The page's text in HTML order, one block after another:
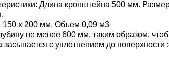
Длина кронштейна 500 мм.
150 х 200 мм. Объем 0,09 м3
не менее 600 мм, таким образом,
засыпается с уплотнением до поверхности